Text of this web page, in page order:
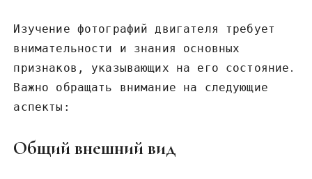
Изучение фотографий двигателя требует
внимательности и знания основных
признаков‚ указывающих на его состояние․
Важно обращать внимание на следующие
аспекты:
Общий внешний вид